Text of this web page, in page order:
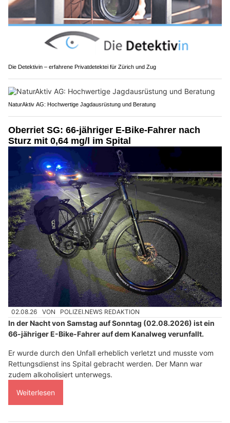
Die Detektivin – erfahrene Privatdetektei für Zürich und Zug
NaturAktiv AG: Hochwertige Jagdausrüstung und Beratung
Oberriet SG: 66-jähriger E-Bike-Fahrer nach
Sturz mit 0,64 mg/l im Spital
02.08.26 VON POLIZEI.NEWS REDAKTION
In der Nacht von Samstag auf Sonntag (02.08.2026) ist ein
66-jähriger E-Bike-Fahrer auf dem Kanalweg verunfallt.
Er wurde durch den Unfall erheblich verletzt und musste vom
Rettungsdienst ins Spital gebracht werden. Der Mann war
zudem alkoholisiert unterwegs.
Weiterlesen